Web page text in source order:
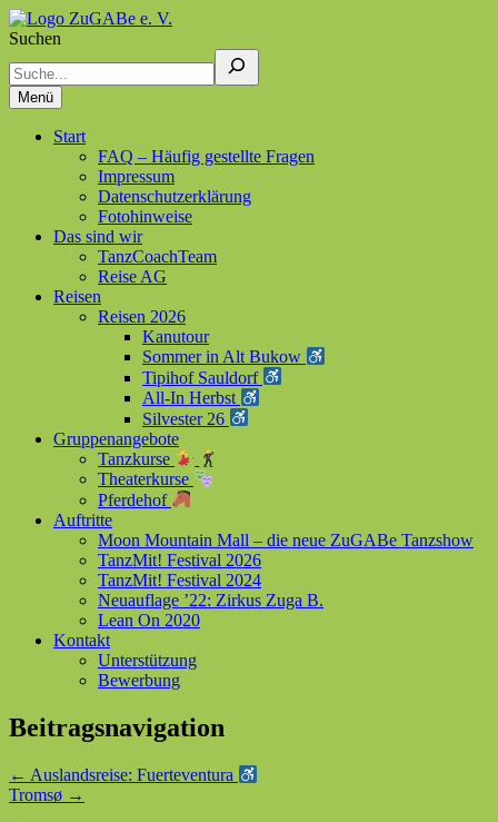
Suchen
Menü
Start
FAQ – Häufig gestellte Fragen
Impressum
Datenschutzerklärung
Fotohinweise
Das sind wir
TanzCoachTeam
Reise AG
Reisen
Reisen 2026
Kanutour
Sommer in Alt Bukow
Tipihof Sauldorf
All-In Herbst
Silvester 26
Gruppenangebote
Tanzkurse
Theaterkurse
Pferdehof
Auftritte
Moon Mountain Mall – die neue ZuGABe Tanzshow
TanzMit! Festival 2026
TanzMit! Festival 2024
Neuauflage ’22: Zirkus Zuga B.
Lean On 2020
Kontakt
Unterstützung
Bewerbung
Beitragsnavigation
← Auslandsreise: Fuerteventura
Tromsø →